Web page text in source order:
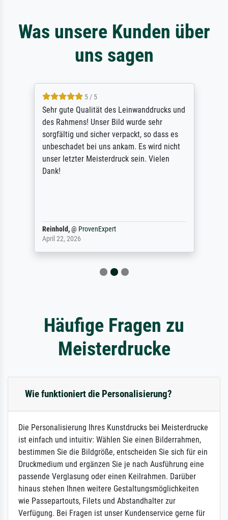
Was unsere Kunden über
uns sagen
5 / 5
Sehr gute Qualität des Leinwanddrucks und
des Rahmens! Unser Bild wurde sehr
sorgfältig und sicher verpackt, so dass es
unbeschadet bei uns ankam. Es wird nicht
unser letzter Meisterdruck sein. Vielen
Dank!
Reinhold,@ ProvenExpert
April 22, 2026
Häufige Fragen zu
Meisterdrucke
Wie funktioniert die Personalisierung?
Die Personalisierung Ihres Kunstdrucks bei Meisterdrucke
ist einfach und intuitiv: Wählen Sie einen Bilderrahmen,
bestimmen Sie die Bildgröße, entscheiden Sie sich für ein
Druckmedium und ergänzen Sie je nach Ausführung eine
passende Verglasung oder einen Keilrahmen. Darüber
hinaus stehen Ihnen weitere Gestaltungsmöglichkeiten
wie Passepartouts, Filets und Abstandhalter zur
Verfügung. Bei Fragen ist unser Kundenservice gerne für